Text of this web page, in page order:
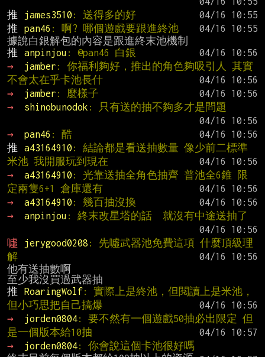
推
james3510 : 送得多的好
推
pan46 : 啊? 哪個遊戲要跟進終池
推
anpinjou : @pan46 白銀
→
jamber : 你福利夠好，推出的角色夠吸引人 其實
不會太在乎卡池長什
→
jamber : 麼樣子
→
shinobunodok : 只有送的抽不夠多才是問題
→
pan46 : 酷
推
a43164910 : 結論都是看送抽數量 像少前二標準
米池 我開服玩到現在
→
a43164910 : 光靠送抽全角色抽齊 普池全6錐 限
定兩隻6+1 倉庫還有
→
a43164910 : 幾百抽沒換
→
anpinjou : 終末改星塔的話  就沒有中途送抽了
噓
jerygood0208 : 先噓武器池免費這項 什麼頂級理
解
他有送抽數啊
推
RoaringWolf: 實際上是終池，但閱讀上是米池，
但小巧思把自己搞爆
→
jorden0804: 要不然有一個遊戲50抽必出限定 但
是一個版本給10抽
→
jorden0804: 你會說這個卡池很好嗎